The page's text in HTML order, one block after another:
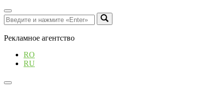
Рекламное агентство
RO
RU